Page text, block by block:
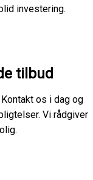
investering.
tilbud
os i dag og
Vi rådgiver